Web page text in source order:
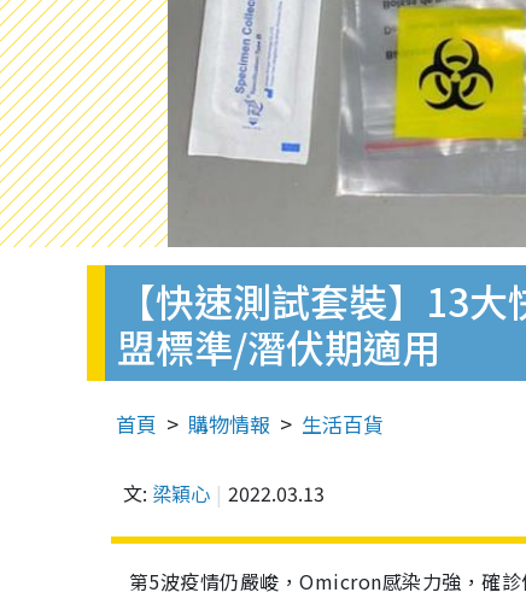
【快速測試套裝】13
盟標準/潛伏期適用
首頁 購物情報 生活百貨
文: 梁穎心 2022.03.13
第5波疫情仍嚴峻，Omicron感染力強，確